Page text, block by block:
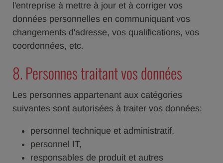
l'entreprise à mettre à jour et à corriger vos
données personnelles en communiquant vos
changements d'adresse, vos qualifications, vos
coordonnées, etc.
8. Personnes traitant vos données
Les personnes appartenant aux catégories
suivantes sont autorisées à traiter vos données:
personnel technique et administratif,
personnel IT,
responsables de produit et autres